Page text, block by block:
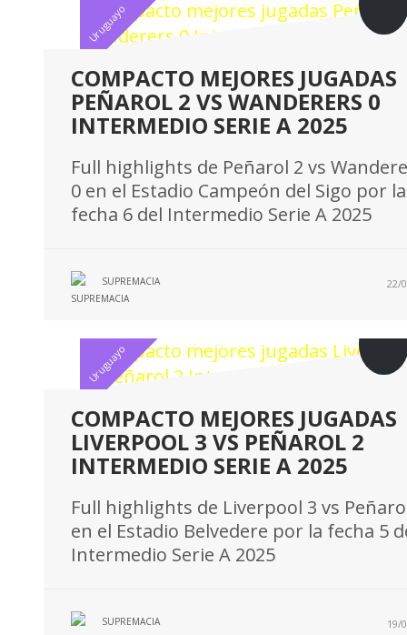
Uruguayo
COMPACTO MEJORES JUGADAS
PEÑAROL 2 VS WANDERERS 0
INTERMEDIO SERIE A 2025
Full highlights de Peñarol 2 vs
0 en el Estadio Campeón del Sigo por la
fecha 6 del Intermedio Serie A 2025
SUPREMACIA 22/
Uruguayo
COMPACTO MEJORES JUGADAS
LIVERPOOL 3 VS PEÑAROL 2
INTERMEDIO SERIE A 2025
Full highlights de Liverpool 3 vs
en el Estadio Belvedere por la fecha 5
Intermedio Serie A 2025
SUPREMACIA 19/